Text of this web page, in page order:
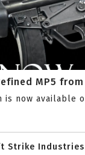
MP5
is now available
Strike Industries